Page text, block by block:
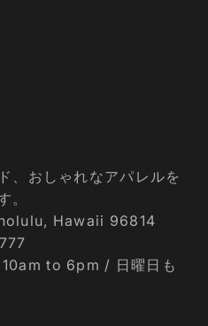
、おしゃれなアパレルを
。
Hawaii 96814
to 6pm / 日曜日も